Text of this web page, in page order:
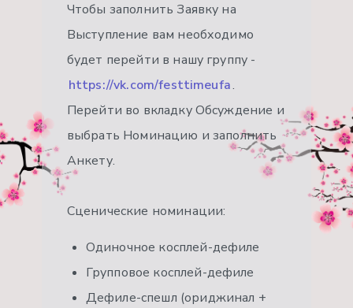
Чтобы заполнить Заявку на
Выступление вам необходимо
будет перейти в нашу группу -
https://vk.com/festtimeufa.
Перейти во вкладку Обсуждение и
выбрать Номинацию и заполнить
Анкету.
Сценические номинации:
Одиночное косплей-дефиле
Групповое косплей-дефиле
Дефиле-спешл (ориджинал +